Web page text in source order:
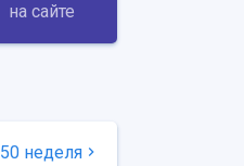
на сайте
50 неделя